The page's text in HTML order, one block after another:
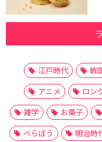
江戸時代 戦
アニメ
ロン
雑学
お菓子
べらぼう
明治時